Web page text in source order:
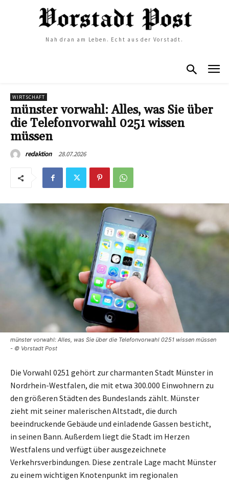
Nah dran am Leben. Echt aus der Vorstadt.
WIRTSCHAFT
münster vorwahl: Alles, was Sie über
die Telefonvorwahl 0251 wissen
müssen
redaktion 28.07.2026
münster vorwahl: Alles, was Sie über die Telefonvorwahl 0251 wissen müssen
- © Vorstadt Post
Die Vorwahl 0251 gehört zur charmanten Stadt Münster in
Nordrhein-Westfalen, die mit etwa 300.000 Einwohnern zu
den größeren Städten des Bundeslands zählt. Münster
zieht mit seiner malerischen Altstadt, die durch
beeindruckende Gebäude und einladende Gassen besticht,
in seinen Bann. Außerdem liegt die Stadt im Herzen
Westfalens und verfügt über ausgezeichnete
Verkehrsverbindungen. Diese zentrale Lage macht Münster
zu einem wichtigen Knotenpunkt im regionalen